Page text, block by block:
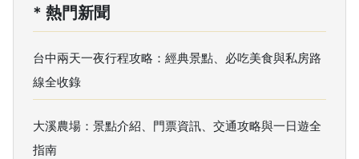
* 熱門新聞
台中兩天一夜行程攻略：經典景點、必吃美食與私房路
線全收錄
大溪農場：景點介紹、門票資訊、交通攻略與一日遊全
指南